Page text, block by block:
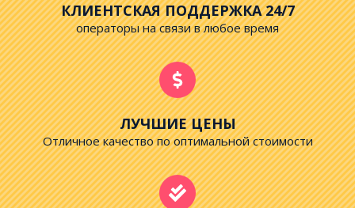
КЛИЕНТСКАЯ ПОДДЕРЖКА 24/7
операторы на связи в любое время
ЛУЧШИЕ ЦЕНЫ
Отличное качество по оптимальной стоимости